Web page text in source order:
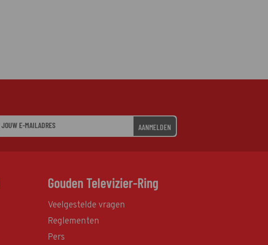
AANMELDEN
Gouden Televizier-Ring
Veelgestelde vragen
Reglementen
Pers